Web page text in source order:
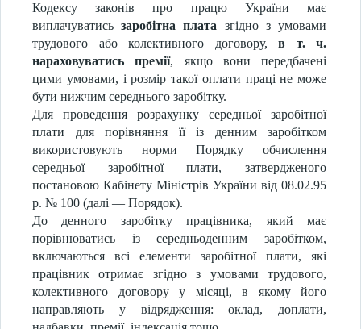
Кодексу законів про працю України має
виплачуватисьзаробітна плата згідно з умовами
трудового або колективного договору, в т. ч.
нараховуватись премії,
якщо вони передбачені
цими умовами, і розмір такої оплати праці не може
бути нижчим середнього заробітку.
Для проведення розрахунку середньої заробітної
плати для порівняння її із денним заробітком
використовують норми Порядку обчислення
середньої заробітної плати, затвердженого
постановою Кабінету Міністрів України від 08.02.95
р. № 100 (далі — Порядок).
До денного заробітку працівника, який має
порівнюватись із середньоденним заробітком,
включаються всі елементи заробітної плати, які
працівник отримає згідно з умовами трудового,
колективного договору у місяці, в якому його
направляють у відрядження: оклад, доплати,